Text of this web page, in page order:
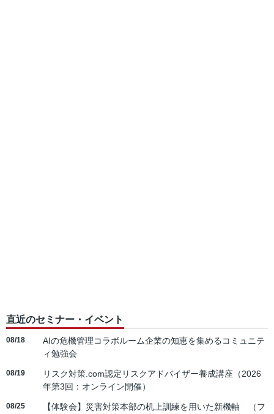
直近のセミナー・イベント
08/18
AIの危機管理コラボルーム企業の知恵を集めるコミュニテ
ィ勉強会
08/19
リスク対策.com認定リスクアドバイザー養成講座（2026
年第3回：オンライン開催）
08/25
【体験会】災害対策本部の机上訓練を用いた新機軸 （フ